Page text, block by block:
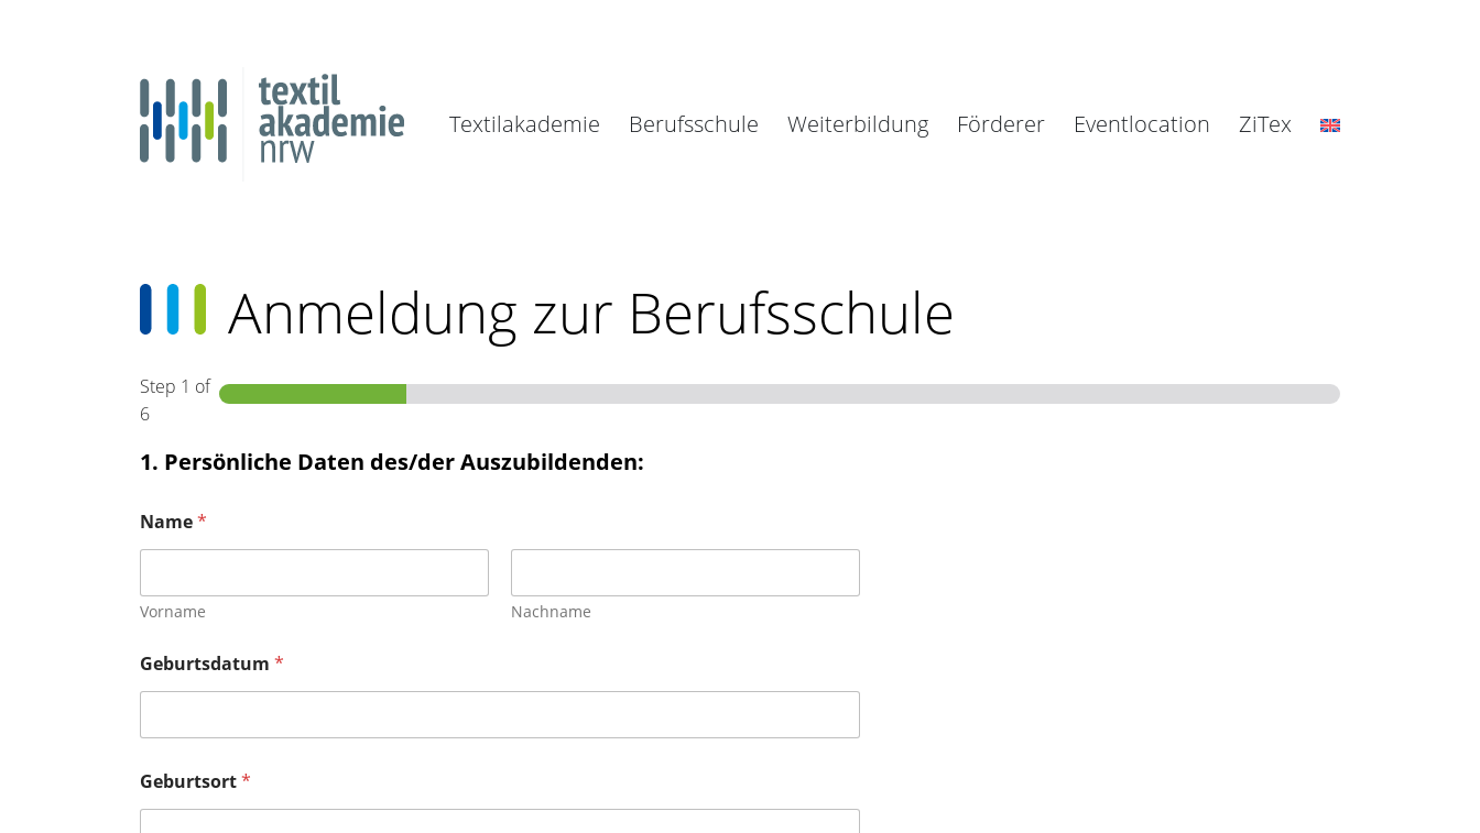
Textilakademie Berufsschule Weiterbildung Förderer Eventlocation ZiTex
Anmeldung zur Berufsschule
Step 1 of
6
1. Persönliche Daten des/der Auszubildenden:
Name*
Vorname Nachname
Geburtsdatum *
Geburtsort*